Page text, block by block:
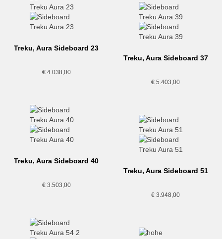
Treku, Aura Sideboard 23
€4.038,00
Treku, Aura Sideboard 37
€ 5.403,00
Treku, Aura Sideboard 40
€3.503,00
Treku, Aura Sideboard 51
€ 3.948,00